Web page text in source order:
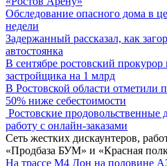
Обследование опасного дома в
недели
Задержанный рассказал, как
автостоянка
В сентябре ростовский
застройщика на 1 млрд
В Ростовской области отметили
50% ниже себестоимости
Ростовские продовольственные
работу с онлайн-заказами
Сеть жестких дискаунтеров,
«Продбаза БУМ» и «Красная
На трассе М4 Дон на половине